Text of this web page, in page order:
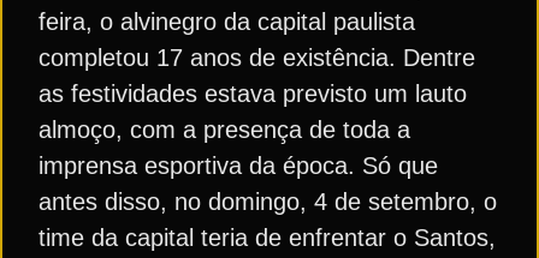
feira, o alvinegro da capital paulista
completou 17 anos de existência. Dentre
as festividades estava previsto um lauto
almoço, com a presença de toda a
imprensa esportiva da época. Só que
antes disso, no domingo, 4 de setembro, o
time da capital teria de enfrentar o Santos,